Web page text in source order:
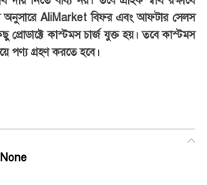
অনুসারে AliMarket বিফর এবং আফটার সেলস
কাস্টমস চার্জ যুক্ত হয়। তবে কাস্টমস
পণ্য গ্রহণ করতে হবে।
None